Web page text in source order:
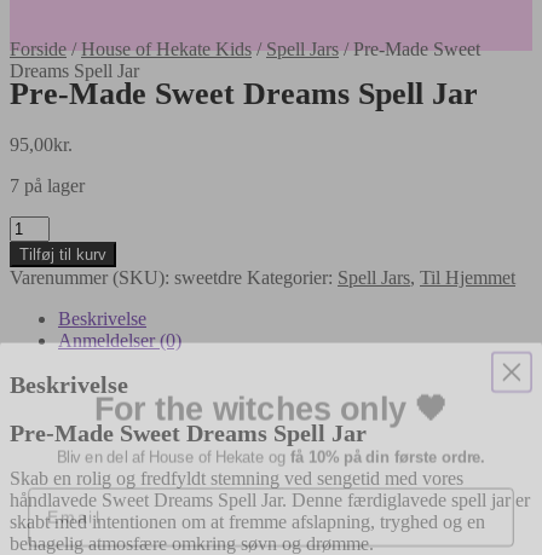
Forside/House of Hekate Kids/Spell Jars/Pre-Made Sweet
Dreams Spell Jar
Pre-Made Sweet Dreams Spell Jar
95,00kr.
7 på lager
Pre-
Made
Sweet
Dreams
Spell
Tilføj til kurv
Varenummer (SKU): sweetdre Kategorier: Spell Jars, Til Hjemmet
Beskrivelse
Anmeldelser (0)
Beskrivelse
Pre-Made Sweet Dreams Spell Jar
Skab en rolig og fredfyldt stemning ved sengetid med vores
håndlavede Sweet Dreams Spell Jar. Denne færdiglavede spell jar er
skabt med intentionen om at fremme afslapning, tryghed og en
behagelig atmosfære omkring søvn og drømme.
For the witches only 🖤
Bliv en del af House of Hekate ogfå 10% på din første ordre.
Email